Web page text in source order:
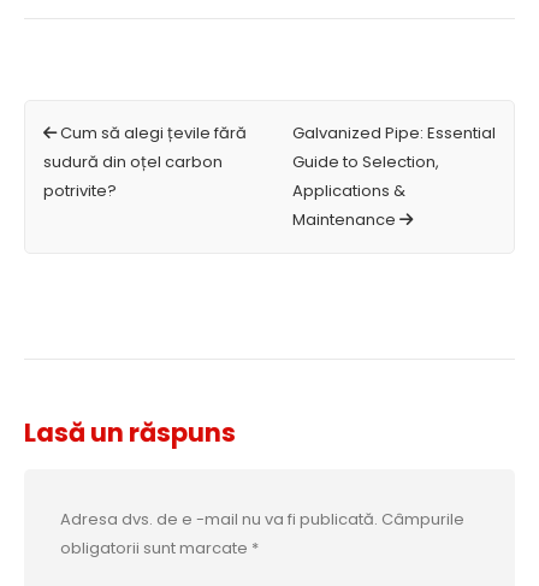
Cum să alegi țevile fără
sudură din oțel carbon
potrivite?
Galvanized Pipe: Essential
Guide to Selection,
Applications &
Maintenance
Lasă un răspuns
Adresa dvs. de e -mail nu va fi publicată. Câmpurile
obligatorii sunt marcate *